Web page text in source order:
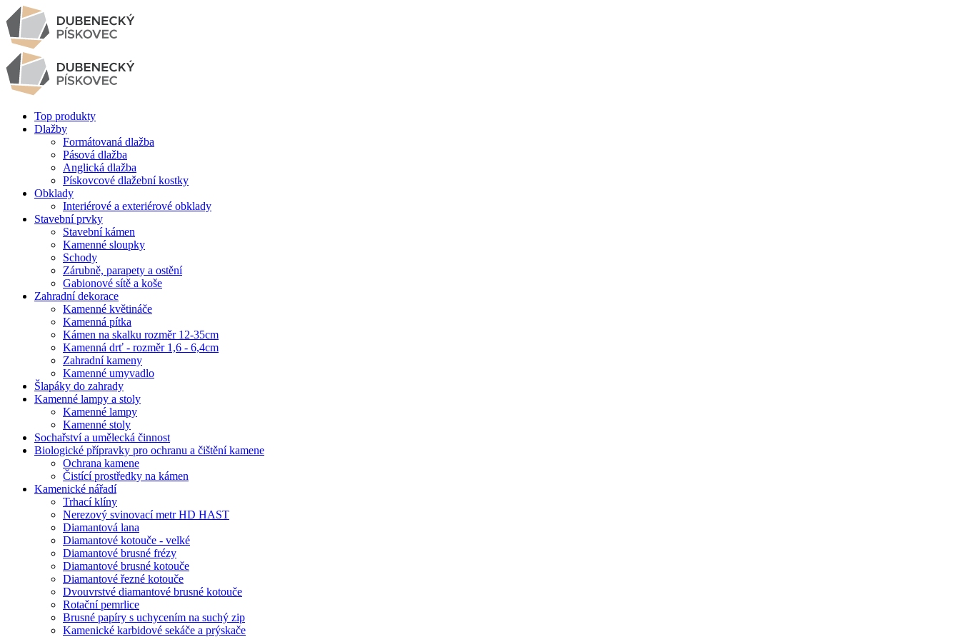
Top produkty
Dlažby
Formátovaná dlažba
Pásová dlažba
Anglická dlažba
Pískovcové dlažební kostky
Obklady
Interiérové a exteriérové obklady
Stavební prvky
Stavební kámen
Kamenné sloupky
Schody
Zárubně, parapety a ostění
Gabionové sítě a koše
Zahradní dekorace
Kamenné květináče
Kamenná pítka
Kámen na skalku rozměr 12-35cm
Kamenná drť - rozměr 1,6 - 6,4cm
Zahradní kameny
Kamenné umyvadlo
Šlapáky do zahrady
Kamenné lampy a stoly
Kamenné lampy
Kamenné stoly
Sochařství a umělecká činnost
Biologické přípravky pro ochranu a čištění kamene
Ochrana kamene
Čistící prostředky na kámen
Kamenické nářadí
Trhací klíny
Nerezový svinovací metr HD HAST
Diamantová lana
Diamantové kotouče - velké
Diamantové brusné frézy
Diamantové brusné kotouče
Diamantové řezné kotouče
Dvouvrstvé diamantové brusné kotouče
Rotační pemrlice
Brusné papíry s uchycením na suchý zip
Kamenické karbidové sekáče a prýskače